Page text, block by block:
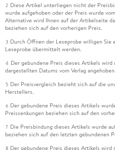
2 Diese Artikel unterliegen nicht der
wurde aufgehoben oder der Preis wurde
Alternative wird Ihnen auf der Artikelseite
beziehen sich auf den vorherigen Preis.
3 Durch Öffnen der Leseprobe willigen Sie
Leseprobe übermittelt werden.
4 Der gebundene Preis dieses Artikels
dargestellten Datums vom Verlag angehoben.
5 Der Preisvergleich bezieht sich auf die
Herstellers.
6 Der gebundene Preis dieses Artikels
Preissenkungen beziehen sich auf den
7 Die Preisbindung dieses Artikels wurde
beziehen sich auf den letzten gebundenen
8 Der gebundene Preis dieses Artikels